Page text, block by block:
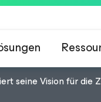
seine Vision für die